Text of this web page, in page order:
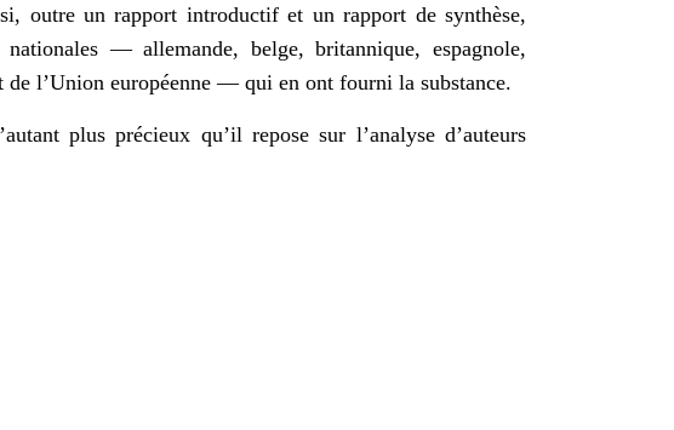
outre un rapport introductif et un rapport de synthèse,
— allemande, belge, britannique, espagnole,
de l’Union européenne — qui en ont fourni la substance.
plus précieux qu’il repose sur l’analyse d’auteurs